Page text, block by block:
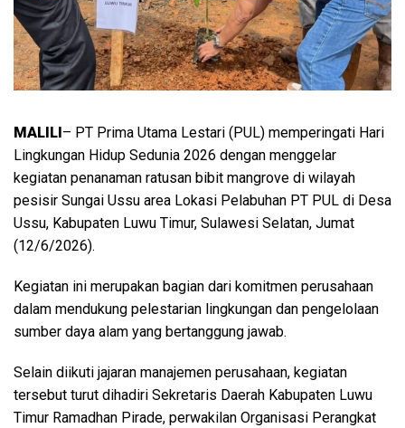
MALILI – PT Prima Utama Lestari (PUL) memperingati Hari
Lingkungan Hidup Sedunia 2026 dengan menggelar
kegiatan penanaman ratusan bibit mangrove di wilayah
pesisir Sungai Ussu area Lokasi Pelabuhan PT PUL di Desa
Ussu, Kabupaten Luwu Timur, Sulawesi Selatan, Jumat
(12/6/2026).
Kegiatan ini merupakan bagian dari komitmen perusahaan
dalam mendukung pelestarian lingkungan dan pengelolaan
sumber daya alam yang bertanggung jawab.
Selain diikuti jajaran manajemen perusahaan, kegiatan
tersebut turut dihadiri Sekretaris Daerah Kabupaten Luwu
Timur Ramadhan Pirade, perwakilan Organisasi Perangkat